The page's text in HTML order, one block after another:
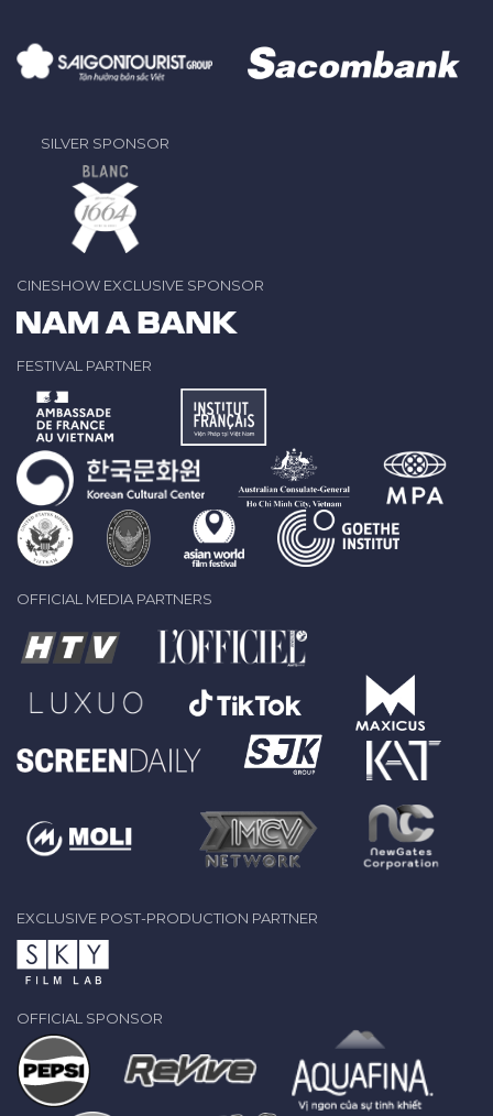
SILVER SPONSOR
CINESHOW EXCLUSIVE SPONSOR
FESTIVAL PARTNER
OFFICIAL MEDIA PARTNERS
EXCLUSIVE POST-PRODUCTION PARTNER
OFFICIAL SPONSOR